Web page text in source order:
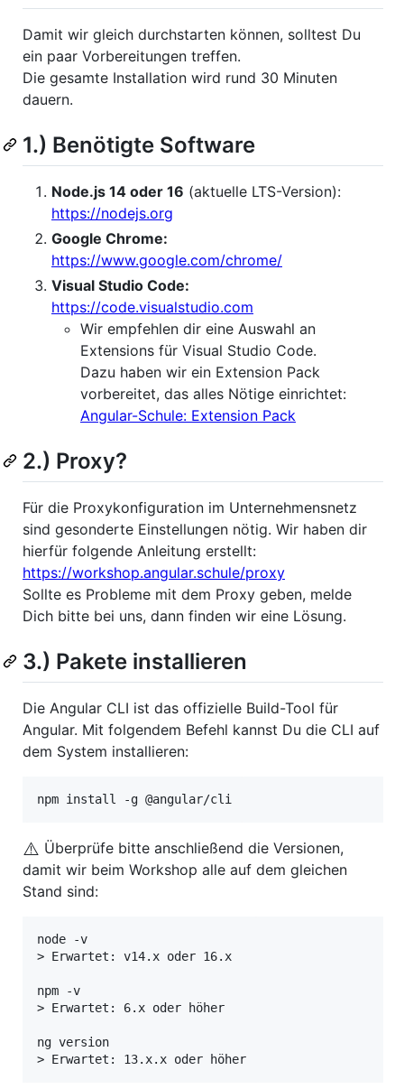
Damit wir gleich durchstarten können, solltest Du
ein paar Vorbereitungen treffen.
Die gesamte Installation wird rund 30 Minuten
dauern.
1.) Benötigte Software
Node.js 14 oder 16 (aktuelle LTS-Version):
https://nodejs.org
Google Chrome:
https://www.google.com/chrome/
Visual Studio Code:
https://code.visualstudio.com
Wir empfehlen dir eine Auswahl an
Extensions für Visual Studio Code.
Dazu haben wir ein Extension Pack
vorbereitet, das alles Nötige einrichtet:
Angular-Schule: Extension Pack
2.) Proxy?
Für die Proxykonfiguration im Unternehmensnetz
sind gesonderte Einstellungen nötig. Wir haben dir
hierfür folgende Anleitung erstellt:
https://workshop.angular.schule/proxy
Sollte es Probleme mit dem Proxy geben, melde
Dich bitte bei uns, dann finden wir eine Lösung.
3.) Pakete installieren
Die Angular CLI ist das offizielle Build-Tool für
Angular. Mit folgendem Befehl kannst Du die CLI auf
dem System installieren:
npm install -g @angular/cli
⚠️ Überprüfe bitte anschließend die Versionen,
damit wir beim Workshop alle auf dem gleichen
Stand sind:
node -v
> Erwartet: v14.x oder 16.x
npm -v
> Erwartet: 6.x oder höher
ng version